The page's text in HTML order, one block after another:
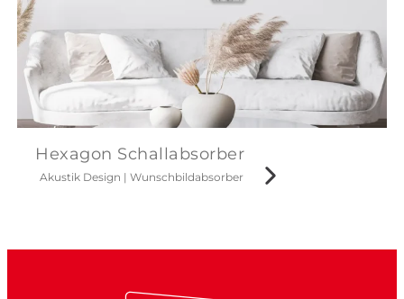
Hexagon Schallabsorber
Akustik Design | Wunschbildabsorber